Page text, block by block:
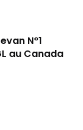
N°1
au Canada